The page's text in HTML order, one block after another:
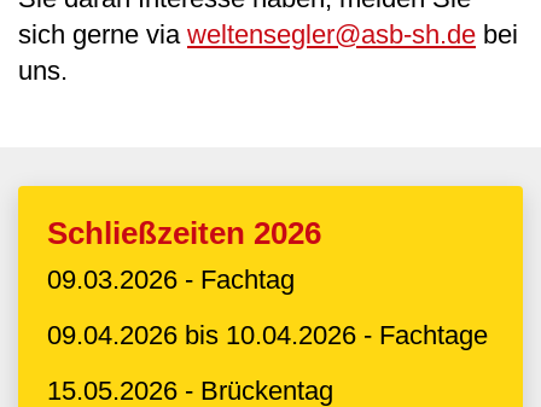
sich gerne via weltensegler@asb-sh.de bei
uns.
Schließzeiten 2026
09.03.2026 - Fachtag
09.04.2026 bis 10.04.2026 - Fachtage
15.05.2026 - Brückentag